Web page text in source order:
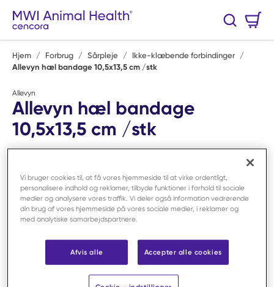
Spring til hovedindhold
Søg
Hjem / Forbrug / Sårpleje / Ikke-klæbende forbindinger /
Allevyn hæl bandage 10,5x13,5 cm /stk
Allevyn
Allevyn hæl bandage
10,5x13,5 cm /stk
Varenr: F21043
Vi bruger cookies til, at få vores hjemmeside til at virke ordentligt,
personalisere indhold og reklamer, tilbyde funktioner i forhold til sociale
medier og analysere vores traffik. Vi deler også information vedrørende
din brug af vores hjemmeside på vores sociale medier, i reklamer og
med analytiske samarbejdspartnere.
Afvis alle Accepter alle cookies